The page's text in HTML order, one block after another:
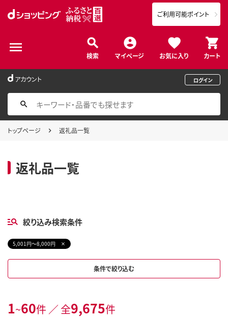
検索 マイページ お気に入り カート
ご利用可能ポイント
アカウント ログイン
トップページ 返礼品一覧
返礼品一覧
絞り込み検索条件
5,001円～8,000円
条件で絞り込む
1~60件 ／ 全9,675件